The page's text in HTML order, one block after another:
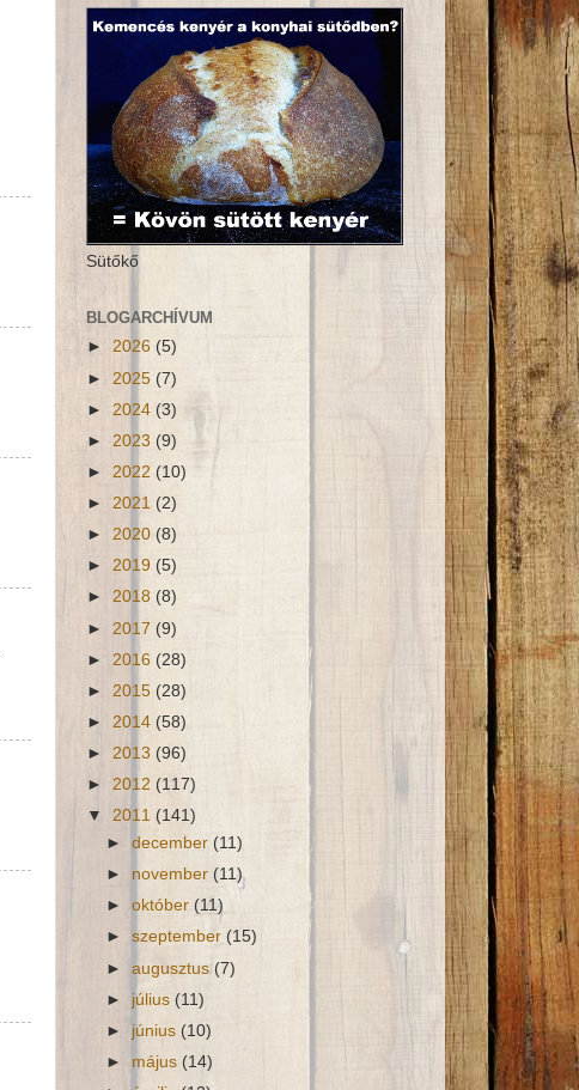
Sütőkő
BLOGARCHÍVUM
► 2026 (5)
► 2025 (7)
► 2024 (3)
► 2023 (9)
► 2022 (10)
► 2021 (2)
► 2020 (8)
► 2019 (5)
► 2018 (8)
► 2017 (9)
► 2016 (28)
► 2015 (28)
► 2014 (58)
► 2013 (96)
► 2012 (117)
▼ 2011 (141)
►december(11)
► november (11)
►október(11)
►szeptember (15)
►augusztus(7)
► július(11)
► június(10)
► május (14)